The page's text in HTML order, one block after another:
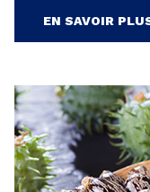
EN SAVOIR